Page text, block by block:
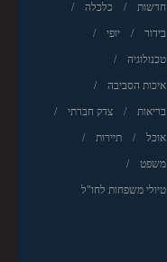
חדשות כלכלה
בידור יופי
טכנולוגיה
איכות הסביבה
בריאות צדק חברתי
אוכל תיירות
משפט
טיולי משפחות לחו"ל